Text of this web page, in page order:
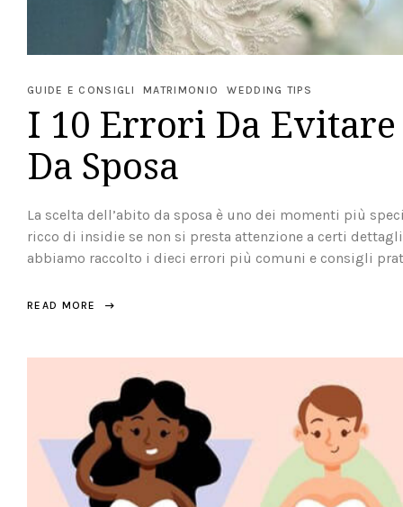
GUIDE E CONSIGLI MATRIMONIO WEDDING TIPS
I 10 Errori Da Evitare
Da Sposa
La scelta dell’abito da sposa è uno dei momenti più
ricco di insidie se non si presta attenzione a certi
abbiamo raccolto i dieci errori più comuni e consigli
READ MORE